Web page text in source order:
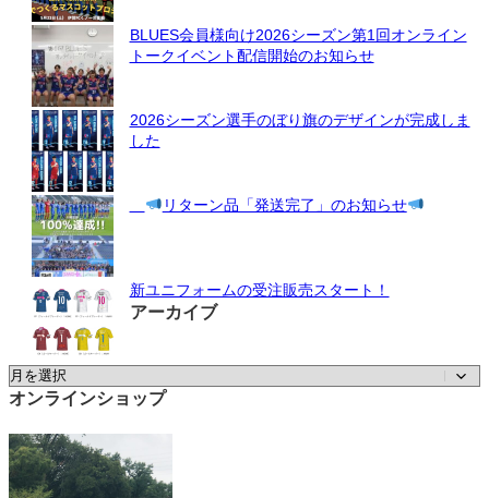
BLUES会員様向け2026シーズン第1回オンライン
トークイベント配信開始のお知らせ
2026シーズン選手のぼり旗のデザインが完成しま
した
リターン品「発送完了」のお知らせ
新ユニフォームの受注販売スタート！
アーカイブ
ア
ー
イ
ブ
オンラインショップ